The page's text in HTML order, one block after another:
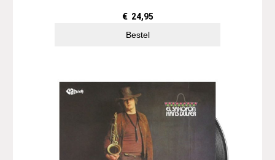
€ 24,95
Bestel